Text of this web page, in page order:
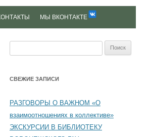
МЫ ВКОНТАКТЕ
СВЕЖИЕ ЗАПИСИ
РАЗГОВОРЫ О ВАЖНОМ «О
взаимоотношениях в коллективе»
ЭКСКУРСИИ В БИБЛИОТЕКУ